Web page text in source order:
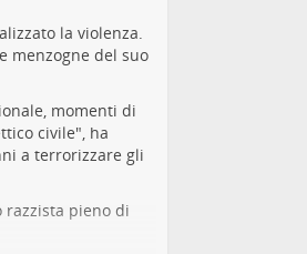
la violenza.
menzogne ​​del suo
momenti di
civile", ha
a terrorizzare gli
pieno di